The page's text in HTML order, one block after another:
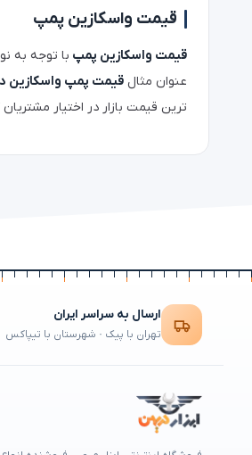
قیمت واسکازین پمپ
قیمت واسکازین پمپ با توجه به
عنوان مثال قیمت پمپ واسکازین
ترین قیمت بازار در اختیار
ارسال به سراسر ایران
تهران با پیک · شهرستان با تیپاکس